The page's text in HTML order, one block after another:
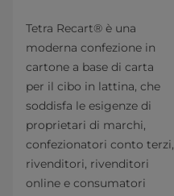
Tetra Recart® è una
moderna confezione in
cartone a base di carta
per il cibo in lattina, che
soddisfa le esigenze di
proprietari di marchi,
confezionatori conto terzi,
rivenditori, rivenditori
online e consumatori